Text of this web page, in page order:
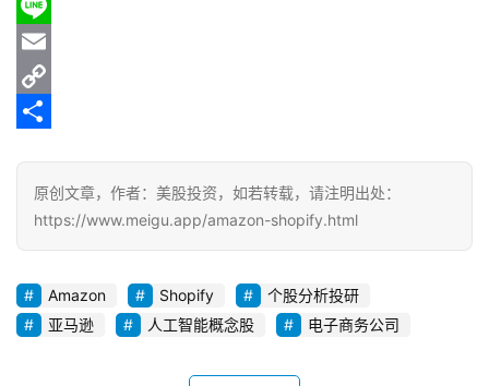
b
o
o
k
d
t
e
g
W
e
C
h
L
n
E
m
C
L
i
n
原创文章，作者：美股投资，如若转载，请注明出处：
https://www.meigu.app/amazon-shopify.html
Amazon Shopify
个股分析投研
亚马逊
人工智能概念股 电子商务公司